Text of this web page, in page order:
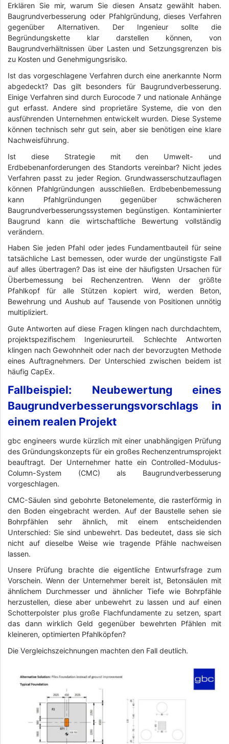
Erklären Sie mir, warum Sie diesen Ansatz gewählt haben.
Baugrundverbesserung oder Pfahlgründung, dieses Verfahren
gegenüber Alternativen. Der Ingenieur sollte die
Begründungskette klar darstellen können, von
Baugrundverhältnissen über Lasten und Setzungsgrenzen bis
zu Kosten und Genehmigungsrisiko.
Ist das vorgeschlagene Verfahren durch eine anerkannte Norm
abgedeckt? Das gilt besonders für Baugrundverbesserung.
Einige Verfahren sind durch Eurocode 7 und nationale Anhänge
gut erfasst. Andere sind proprietäre Systeme, die von den
ausführenden Unternehmen entwickelt wurden. Diese Systeme
können technisch sehr gut sein, aber sie benötigen eine klare
Nachweisführung.
Ist diese Strategie mit den Umwelt- und
Erdbebenanforderungen des Standorts vereinbar? Nicht jedes
Verfahren passt zu jeder Region. Grundwasserschutzauflagen
können Pfahlgründungen ausschließen. Erdbebenbemessung
kann Pfahlgründungen gegenüber schwächeren
Baugrundverbesserungssystemen begünstigen. Kontaminierter
Baugrund kann die wirtschaftliche Bewertung vollständig
verändern.
Haben Sie jeden Pfahl oder jedes Fundamentbauteil für seine
tatsächliche Last bemessen, oder wurde der ungünstigste Fall
auf alles übertragen? Das ist eine der häufigsten Ursachen für
Überbemessung bei Rechenzentren. Wenn der größte
Pfahlkopf für alle Stützen kopiert wird, werden Beton,
Bewehrung und Aushub auf Tausende von Positionen unnötig
multipliziert.
Gute Antworten auf diese Fragen klingen nach durchdachtem,
projektspezifischem Ingenieururteil. Schlechte Antworten
klingen nach Gewohnheit oder nach der bevorzugten Methode
eines Auftragnehmers. Der Unterschied zwischen beidem ist
häufig CapEx.
Fallbeispiel: Neubewertung eines
Baugrundverbesserungsvorschlags in
einem realen Projekt
gbc engineers wurde kürzlich mit einer unabhängigen Prüfung
des Gründungskonzepts für ein großes Rechenzentrumsprojekt
beauftragt. Der Unternehmer hatte ein Controlled-Modulus-
Column-System (CMC) als Baugrundverbesserung
vorgeschlagen.
CMC-Säulen sind gebohrte Betonelemente, die rasterförmig in
den Boden eingebracht werden. Auf der Baustelle sehen sie
Bohrpfählen sehr ähnlich, mit einem entscheidenden
Unterschied: Sie sind unbewehrt. Das bedeutet, dass sie sich
nicht auf dieselbe Weise wie tragende Pfähle nachweisen
lassen.
Unsere Prüfung brachte die eigentliche Entwurfsfrage zum
Vorschein. Wenn der Unternehmer bereit ist, Betonsäulen mit
ähnlichem Durchmesser und ähnlicher Tiefe wie Bohrpfähle
herzustellen, diese aber unbewehrt zu lassen und auf einen
Schotterpolster plus große Flachfundamente zu setzen, spart
das dann wirklich Geld gegenüber bewehrten Pfählen mit
kleineren, optimierten Pfahlköpfen?
Die Vergleichszeichnungen machten den Fall deutlich.